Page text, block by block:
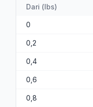
Dari (lbs)
0
0,2
0,4
0,6
0,8